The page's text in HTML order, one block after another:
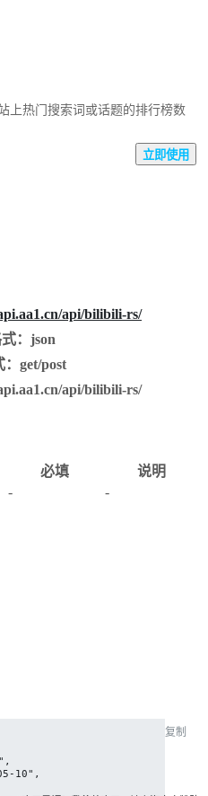
上热门搜索词或话题的排行榜数
立即使用
api/bilibili-rs/
：json
get/post
api/bilibili-rs/
必填
说明
- -
复制